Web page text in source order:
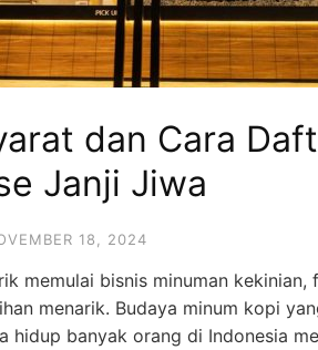
dan Cara
Janji Jiwa
18, 2024
memulai bisnis minuman kekinian,
menarik. Budaya minum kopi
hidup banyak orang di Indonesia